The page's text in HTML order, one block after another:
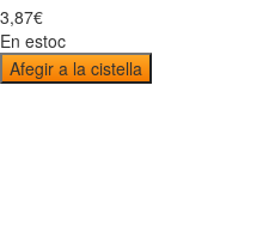
3,87€
En estoc
Afegir a la cistella